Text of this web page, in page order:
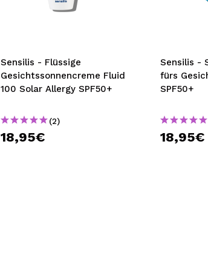
bisherigen Vorgänge
Sensilis - Flüssige
Gesichtssonnencreme Fluid
100 Solar Allergy SPF50+
(2)
18,95€
Sensilis -
fürs
SPF50+
18,95€